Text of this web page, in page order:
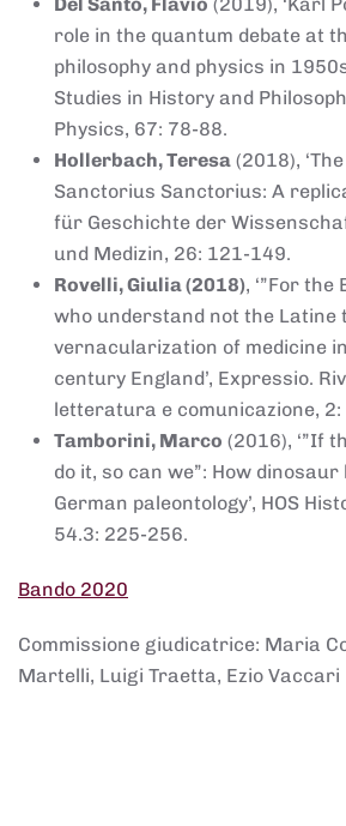
Del Santo, Flavio (2019), ‘Karl
role in the quantum debate at
philosophy and physics in
Studies in History and
Physics, 67: 78-88.
Hollerbach, Teresa (2018),
Sanctorius Sanctorius: A
für Geschichte der
und Medizin, 26: 121-149.
Rovelli, Giulia (2018), ‘”For
who understand not the Latine
vernacularization of medicine
century England’, Expressio.
letteratura e comunicazione, 2:
Tamborini, Marco (2016), ‘”If
do it, so can we”: How dinosaur
German paleontology’, HOS
54.3: 225-256.
Bando 2020
Commissione giudicatrice: Maria
Martelli, Luigi Traetta, Ezio Vaccari